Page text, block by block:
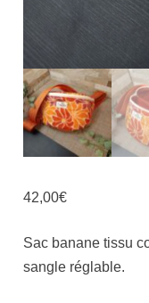
42,00€
Sac banane tissu
sangle réglable.